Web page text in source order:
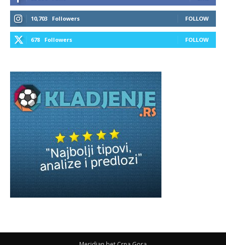
10,703 Followers FOLLOW
678 Followers FOLLOW